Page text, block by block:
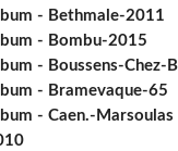
- Bethmale-2011
- Bombu-2015
- Boussens-Chez-
- Bramevaque-65
- Caen.-Marsoulas